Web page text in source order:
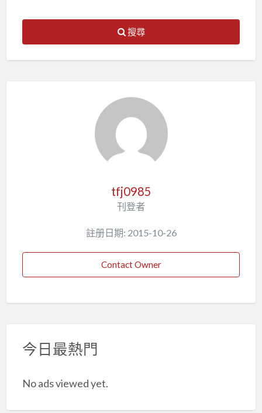
搜尋
tfj0985
刊登者
註册日期: 2015-10-26
Contact Owner
今日最熱門
No ads viewed yet.